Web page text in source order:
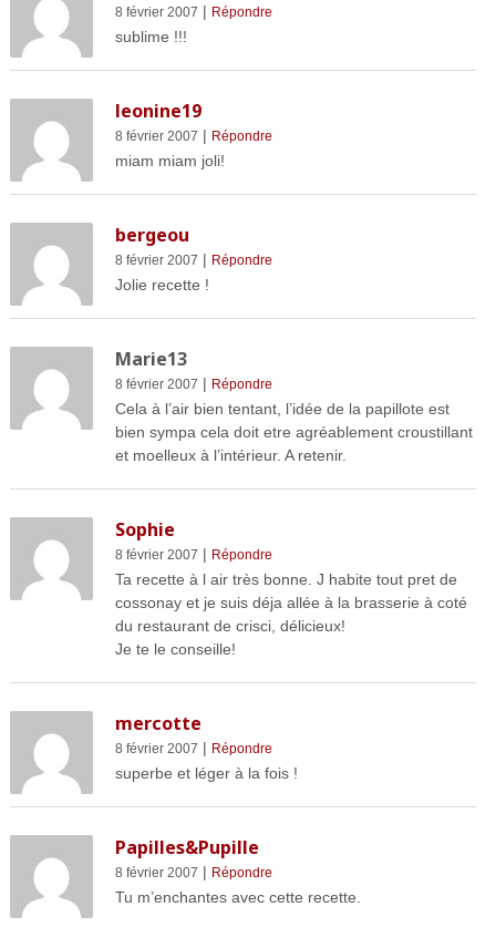
8 février 2007 | Répondre
sublime !!!
leonine19
8 février 2007 | Répondre
miam miam joli!
bergeou
8 février 2007 | Répondre
Jolie recette !
Marie13
8 février 2007 | Répondre
Cela à l’air bien tentant, l’idée de la papillote est
bien sympa cela doit etre agréablement croustillant
et moelleux à l’intérieur. A retenir.
Sophie
8 février 2007 | Répondre
Ta recette à l air très bonne. J habite tout pret de
cossonay et je suis déja allée à la brasserie à coté
du restaurant de crisci, délicieux!
Je te le conseille!
mercotte
8 février 2007 | Répondre
superbe et léger à la fois !
Papilles&Pupille
8 février 2007 | Répondre
Tu m’enchantes avec cette recette.